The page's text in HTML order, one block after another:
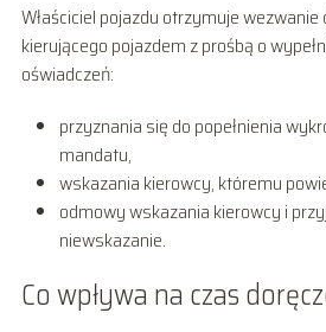
Właściciel pojazdu otrzymuje
kierującego pojazdem z prośbą o
oświadczeń:
przyznania się do popełnienia
mandatu,
wskazania kierowcy, któremu
odmowy wskazania kierowcy i
niewskazanie.
Co wpływa na czas